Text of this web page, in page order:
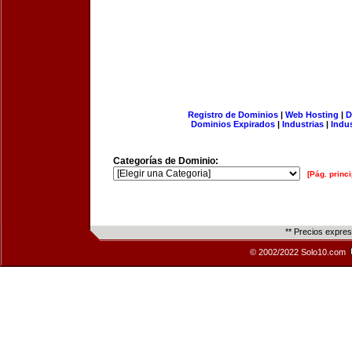
Registro de Dominios| Web Hosting |
Dominios Expirados | Industrias |
Categorías de Dominio:
[Pág.
** Precios
© 2002/2022 Solo10.com